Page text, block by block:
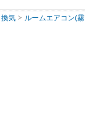
気 ルームエアコン(